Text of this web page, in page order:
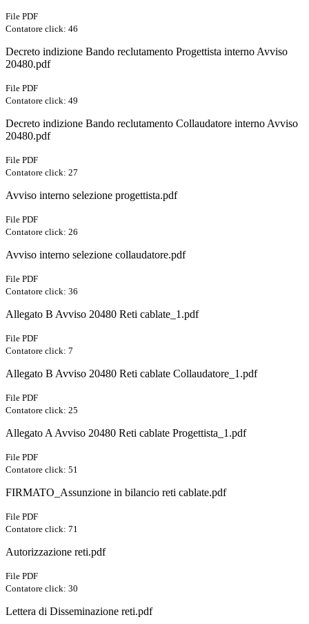
File PDF
Contatore click: 46
Decreto indizione Bando reclutamento Progettista interno Avviso
20480.pdf
File PDF
Contatore click: 49
Decreto indizione Bando reclutamento Collaudatore interno Avviso
20480.pdf
File PDF
Contatore click: 27
Avviso interno selezione progettista.pdf
File PDF
Contatore click: 26
Avviso interno selezione collaudatore.pdf
File PDF
Contatore click: 36
Allegato B Avviso 20480 Reti cablate_1.pdf
File PDF
Contatore click: 7
Allegato B Avviso 20480 Reti cablate Collaudatore_1.pdf
File PDF
Contatore click: 25
Allegato A Avviso 20480 Reti cablate Progettista_1.pdf
File PDF
Contatore click: 51
FIRMATO_Assunzione in bilancio reti cablate.pdf
File PDF
Contatore click: 71
Autorizzazione reti.pdf
File PDF
Contatore click: 30
Lettera di Disseminazione reti.pdf